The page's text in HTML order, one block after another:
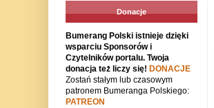
Donacje
Bumerang Polski istnieje dzięki
wsparciu Sponsorów i
Czytelników portalu. Twoja
donacja też liczy się! DONACJE
Zostań stałym lub czasowym
patronem Bumeranga Polskiego:
PATREON